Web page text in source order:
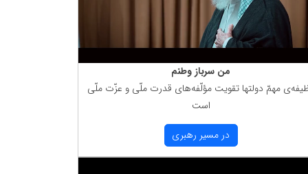
من سرباز وطنم
مهمّ دولتها تقویت مؤلّفه‌های قدرت ملّی و عزّت ملّی
است
در مسیر رهبری